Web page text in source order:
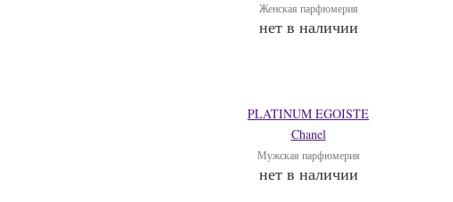
Женская парфюмерия
нет в наличии
PLATINUM EGOISTE
Chanel
Мужская парфюмерия
нет в наличии